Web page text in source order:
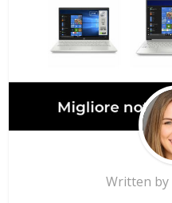
Written by